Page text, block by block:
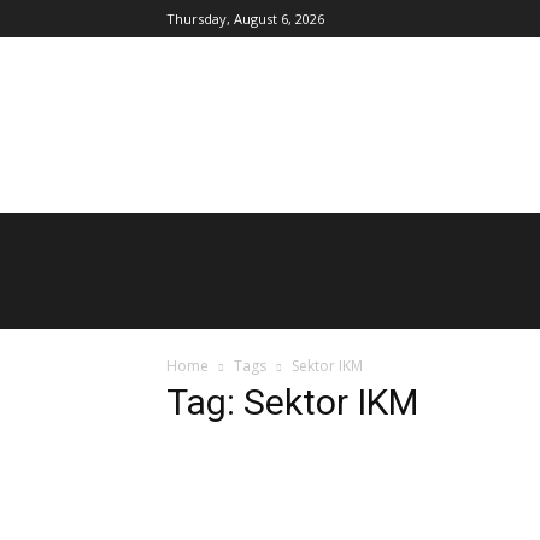
Thursday, August 6, 2026
Home Tags Sektor IKM
Tag: Sektor IKM